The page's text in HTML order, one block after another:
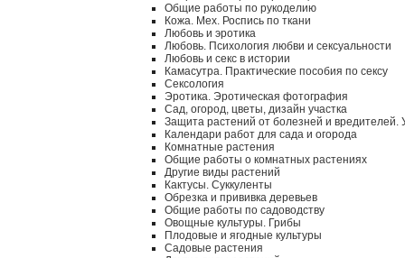
Общие работы по рукоделию
Кожа. Мех. Роспись по ткани
Любовь и эротика
Любовь. Психология любви и сексуальности
Любовь и секс в истории
Камасутра. Практические пособия по сексу
Сексология
Эротика. Эротическая фотография
Сад, огород, цветы, дизайн участка
Защита растений от болезней и вредителей.
Календари работ для сада и огорода
Комнатные растения
Общие работы о комнатных растениях
Другие виды растений
Кактусы. Суккуленты
Обрезка и прививка деревьев
Общие работы по садоводству
Овощные культуры. Грибы
Плодовые и ягодные культуры
Садовые растения